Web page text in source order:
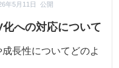
への対応について
年5月11日 公開
長性についてどのよ